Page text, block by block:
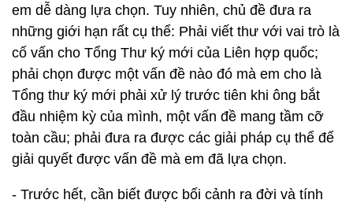
em dễ dàng lựa chọn. Tuy nhiên, chủ đề đưa ra
những giới hạn rất cụ thể: Phải viết thư với vai trò là
cố vấn cho Tổng Thư ký mới của Liên hợp quốc;
phải chọn được một vấn đề nào đó mà em cho là
Tổng thư ký mới phải xử lý trước tiên khi ông bắt
đầu nhiệm kỳ của mình, một vấn đề mang tầm cỡ
toàn cầu; phải đưa ra được các giải pháp cụ thể để
giải quyết được vấn đề mà em đã lựa chọn.
- Trước hết, cần biết được bối cảnh ra đời và tính